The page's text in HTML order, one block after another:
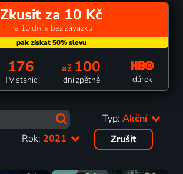
Zkusit za 10 Kč
na 10 dní a bez závazku
176
TV stanic
až 100
dní zpětně dárek
Typ: Akční
Rok: 2021 Zrušit